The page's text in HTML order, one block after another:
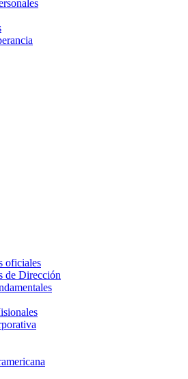
oficiales
de Dirección